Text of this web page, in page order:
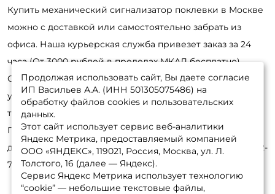
Купить механический сигнализатор поклевки в Москве
можно с доставкой или самостоятельно забрать из
офиса. Наша курьерская служба привезет заказ за 24
часа (От 3000 рублей в пределах МКАД бесплатно).
Оформить заявку на механические сигнализаторы
удобнее онлайн, через интернет-магазин или по
телефону. Обработка занимает не более 30 минут.
Позвоните нашим консультантам для получения
детальной информации и оформления заказа: 8-495-532-
77-88
Продолжая использовать сайт, Вы даете согласие
ИП Васильев А.А. (ИНН 501305075486) на
обработку файлов cookies и пользовательских
данных.
Этот сайт использует сервис веб-аналитики
Яндекс Метрика, предоставляемый компанией
ООО «ЯНДЕКС», 119021, Россия, Москва, ул. Л.
Толстого, 16 (далее — Яндекс).
Сервис Яндекс Метрика использует технологию
“cookie” — небольшие текстовые файлы,